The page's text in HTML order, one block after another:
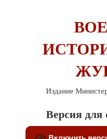
Издание
Версия для